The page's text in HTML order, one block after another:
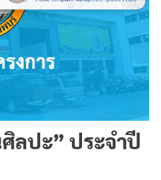
ลปะ” ประจำปี